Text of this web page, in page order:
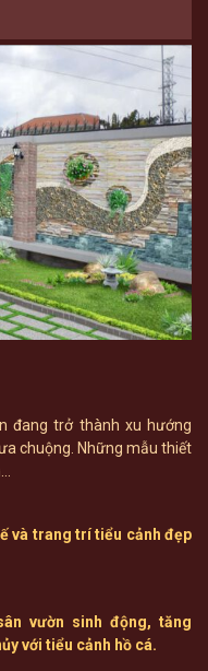
đang trở thành xu hướng
chuộng. Những mẫu thiết
và trang trí tiểu cảnh đẹp
vườn sinh động, tăng
với tiểu cảnh hồ cá.